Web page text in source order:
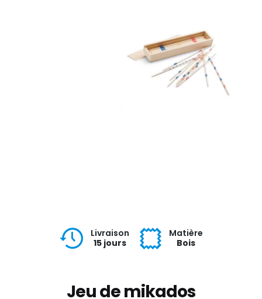
Livraison
15 jours
Matière
Bois
Jeu de mikados